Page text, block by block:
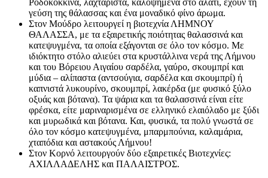
γεύση της θάλασσας και ένα μοναδικό φίνο άρωμα.
Στον Μούδρο λειτουργεί η βιοτεχνία ΛΗΜΝΟΥ
ΘΑΛΑΣΣΑ, με τα εξαιρετικής ποιότητας θαλασσινά και
κατεψυγμένα, τα οποία εξάγονται σε όλο τον κόσμο. Με
ιδιόκτητο στόλο αλιεύει στα κρυστάλλινα νερά της Λήμνου
και του Βόρειου Αιγαίου σαρδέλα, γαύρο, σκουμπρί και
μύδια – αλίπαστα (αντσούγια, σαρδέλα και σκουμπρί) ή
καπνιστά λυκουρίνο, σκουμπρί, λακέρδα (με φυσικό ξύλο
οξυάς και βότανα). Τα ψάρια και τα θαλασσινά είναι είτε
φρέσκα, είτε μαριναρισμένα σε ελληνικό ελαιόλαδο με ξύδι
και μυρωδικά και βότανα. Και, φυσικά, τα πολύ γνωστά σε
όλο τον κόσμο κατεψυγμένα, μπαρμπούνια, καλαμάρια,
χταπόδια και αστακούς Λήμνου!
Στον Κορνό λειτουργούν δύο εξαιρετικές Βιοτεχνίες:
ΑΧΙΛΛΑΔΕΛΗΣ και ΠΑΛΑΙΣΤΡΟΣ.